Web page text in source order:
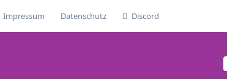
Impressum Datenschutz Discord